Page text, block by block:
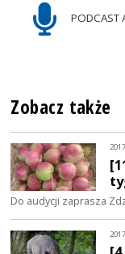
PODCAST
Zobacz także
Do audycji zaprasza